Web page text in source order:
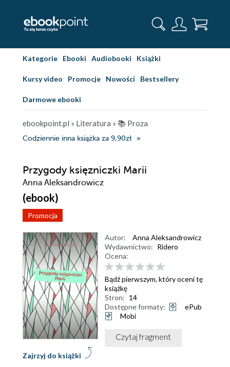
Kategorie Ebooki Audiobooki Książki
Kursy video Promocje Nowości Bestsellery
Darmowe ebooki
ebookpoint.pl » Literatura » 📚 Proza
Codziennie inna książka za 9,90zł
Przygody księzniczki Marii
Anna Aleksandrowicz
(ebook)
Promocja
Zajrzyj do książki
Autor:
Anna Aleksandrowicz
Wydawnictwo: Ridero
Ocena:
Bądź pierwszym, który oceni tę
książkę
Stron: 14
Dostępne formaty:
ePub
Mobi
Czytaj fragment